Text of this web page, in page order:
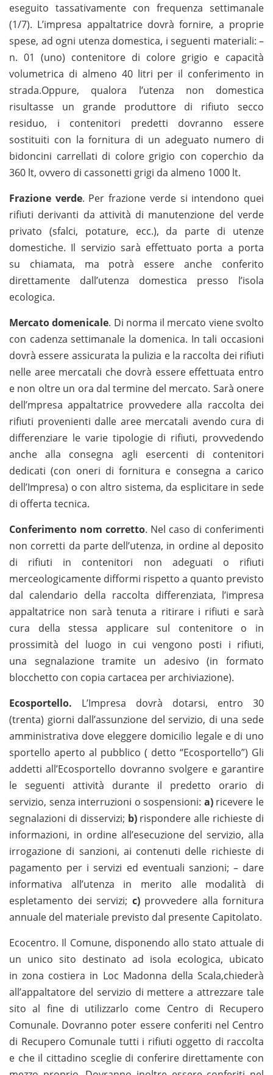
eseguito tassativamente con frequenza settimanale
(1/7). L’impresa appaltatrice dovrà fornire, a proprie
spese, ad ogni utenza domestica, i seguenti materiali: –
n. 01 (uno) contenitore di colore grigio e capacità
volumetrica di almeno 40 litri per il conferimento in
strada.Oppure, qualora l’utenza non domestica
risultasse un grande produttore di rifiuto secco
residuo, i contenitori predetti dovranno essere
sostituiti con la fornitura di un adeguato numero di
bidoncini carrellati di colore grigio con coperchio da
360 lt, ovvero di cassonetti grigi da almeno 1000 lt.
Frazione verde. Per frazione verde si intendono quei
rifiuti derivanti da attività di manutenzione del verde
privato (sfalci, potature, ecc.), da parte di utenze
domestiche. Il servizio sarà effettuato porta a porta
su chiamata, ma potrà essere anche conferito
direttamente dall’utenza domestica presso l’isola
ecologica.
Mercato domenicale. Di norma il mercato viene svolto
con cadenza settimanale la domenica. In tali occasioni
dovrà essere assicurata la pulizia e la raccolta dei rifiuti
nelle aree mercatali che dovrà essere effettuata entro
e non oltre un ora dal termine del mercato. Sarà onere
dell’mpresa appaltatrice provvedere alla raccolta dei
rifiuti provenienti dalle aree mercatali avendo cura di
differenziare le varie tipologie di rifiuti, provvedendo
anche alla consegna agli esercenti di contenitori
dedicati (con oneri di fornitura e consegna a carico
dell’Impresa) o con altro sistema, da esplicitare in sede
di offerta tecnica.
Conferimento nom corretto. Nel caso di conferimenti
non corretti da parte dell’utenza, in ordine al deposito
di rifiuti in contenitori non adeguati o rifiuti
merceologicamente difformi rispetto a quanto previsto
dal calendario della raccolta differenziata, l’impresa
appaltatrice non sarà tenuta a ritirare i rifiuti e sarà
cura della stessa applicare sul contenitore o in
prossimità del luogo in cui vengono posti i rifiuti,
una segnalazione tramite un adesivo (in formato
blocchetto con copia cartacea per archiviazione).
Ecosportello. L’Impresa dovrà dotarsi, entro 30
(trenta) giorni dall’assunzione del servizio, di una sede
amministrativa dove eleggere domicilio legale e di uno
sportello aperto al pubblico ( detto “Ecosportello”) Gli
addetti all’Ecosportello dovranno svolgere e garantire
le seguenti attività durante il predetto orario di
servizio, senza interruzioni o sospensioni: a)ricevere le
segnalazioni di disservizi; b)rispondere alle richieste di
informazioni, in ordine all’esecuzione del servizio, alla
irrogazione di sanzioni, ai contenuti delle richieste di
pagamento per i servizi ed eventuali sanzioni; – dare
informativa all’utenza in merito alle modalità di
espletamento dei servizi; c)provvedere alla fornitura
annuale del materiale previsto dal presente Capitolato.
Ecocentro. Il Comune, disponendo allo stato attuale di
un unico sito destinato ad isola ecologica, ubicato
in zona costiera in Loc Madonna della Scala,chiederà
all’appaltatore del servizio di mettere a attrezzare tale
sito al fine di utilizzarlo come Centro di Recupero
Comunale. Dovranno poter essere conferiti nel Centro
di Recupero Comunale tutti i rifiuti oggetto di raccolta
e che il cittadino sceglie di conferire direttamente con